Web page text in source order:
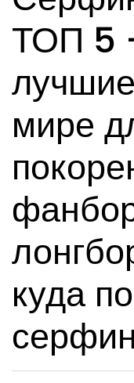
ТОП 5
мире
куда